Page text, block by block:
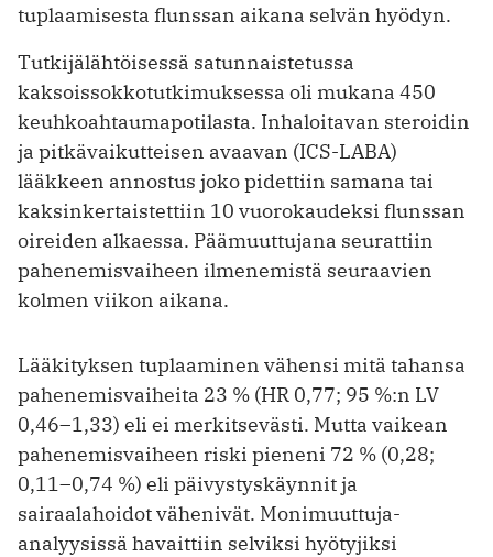
tuplaamisesta flunssan aikana selvän hyödyn.
Tutkijälähtöisessä satunnaistetussa
kaksoissokkotutkimuksessa oli mukana 450
keuhkoahtaumapotilasta. Inhaloitavan steroidin
ja pitkävaikutteisen avaavan (­ICS-LABA)
lääkkeen annostus joko pidettiin samana tai
kaksinkertaistettiin 10 vuorokaudeksi flunssan
oireiden alkaessa. Päämuuttujana seurattiin
pahenemisvaiheen ilmenemistä seuraavien
kolmen viikon aikana.
Lääkityksen tuplaaminen vähensi mitä tahansa
pahenemisvaiheita 23 % (HR 0,77; 95 %:n LV
0,46–1,33) eli ei merkitsevästi. Mutta vaikean
pahenemisvaiheen riski pieneni 72 % (0,28;
0,11–0,74 %) eli päivystyskäynnit ja
sairaalahoidot vähenivät. Monimuuttuja-
analyysissä havaittiin selviksi hyötyjiksi